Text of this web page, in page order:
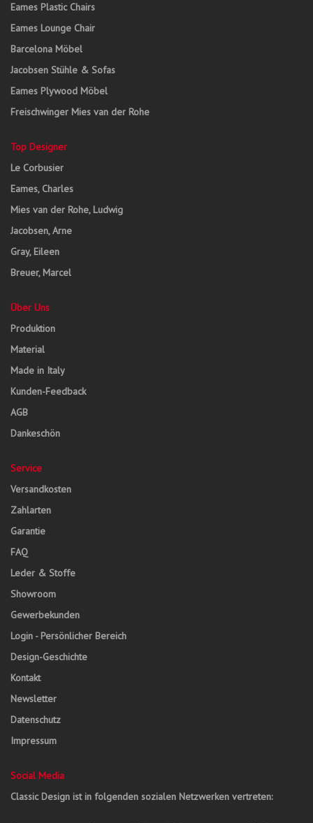
Eames Plastic Chairs
Eames Lounge Chair
Barcelona Möbel
Jacobsen Stühle & Sofas
Eames Plywood Möbel
Freischwinger Mies van der Rohe
Top Designer
Le Corbusier
Eames, Charles
Mies van der Rohe, Ludwig
Jacobsen, Arne
Gray, Eileen
Breuer, Marcel
Über Uns
Produktion
Material
Made in Italy
Kunden-Feedback
AGB
Dankeschön
Service
Versandkosten
Zahlarten
Garantie
FAQ
Leder & Stoffe
Showroom
Gewerbekunden
Login - Persönlicher Bereich
Design-Geschichte
Kontakt
Newsletter
Datenschutz
Impressum
Social Media
Classic Design ist in folgenden sozialen Netzwerken vertreten: